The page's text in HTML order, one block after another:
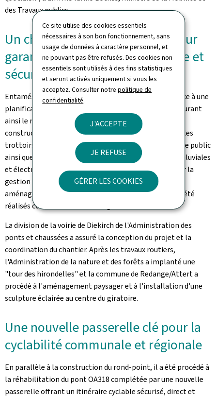
Ce site utilise des cookies essentiels
nécessaires à son bon fonctionnement, sans
usage de données à caractère personnel, et
ne pouvant pas être refusés. Des cookies non
essentiels sont utilisés à des fins statistiques
et seront activés uniquement si vous les
acceptez. Consulter notrepolitique de
confidentialité.
J'ACCEPTE
JE REFUSE
GÉRER LES COOKIES
des Travaux publics.
Un chantier mené par étapes pour
garantir une circulation continue et
sécurisée
Entamés le 2 avril 2024, les travaux ont été menés grâce à une
planification précise et à une exécution par étapes assurant
ainsi le maintien de la circulation. Ils ont porté sur la
construction complète du nouveau giratoire, incluant les
trottoirs, les parkings, le renouvellement de l'éclairage public
ainsi que la modernisation des réseaux d'eaux mixtes, pluviales
et électriques. La station météorologique utilisée pour la
gestion hivernale a également été déplacée. Les
aménagements cyclo‑piétons et les arrêts de bus ont été
réalisés conformément aux exigences d'accessibilité.
La division de la voirie de Diekirch de l'Administration des
ponts et chaussées a assuré la conception du projet et la
coordination du chantier. Après les travaux routiers,
l'Administration de la nature et des forêts a implanté une
"tour des hirondelles" et la commune de Redange/Attert a
procédé à l'aménagement paysager et à l'installation d'une
sculpture éclairée au centre du giratoire.
Une nouvelle passerelle clé pour la
cyclabilité communale et régionale
En parallèle à la construction du rond-point, il a été procédé à
la réhabilitation du pont OA318 complétée par une nouvelle
passerelle offrant un itinéraire cyclable sécurisé, direct et